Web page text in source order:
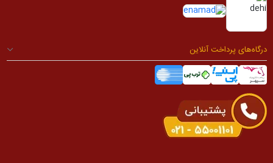
درگاه‌های پرداخت آنلاین